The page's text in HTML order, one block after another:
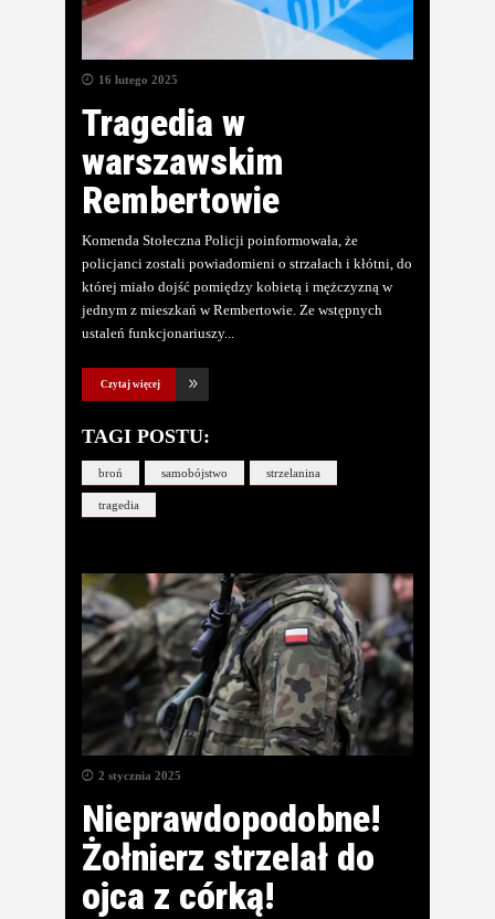
16 lutego 2025
Tragedia w
warszawskim
Rembertowie
Komenda Stołeczna Policji poinformowała, że
policjanci zostali powiadomieni o strzałach i kłótni, do
której miało dojść pomiędzy kobietą i mężczyzną w
jednym z mieszkań w Rembertowie. Ze wstępnych
ustaleń funkcjonariuszy
Czytaj więcej
TAGI POSTU:
broń samobójstwo strzelanina
tragedia
2 stycznia 2025
Nieprawdopodobne!
Żołnierz strzelał do
ojca z córką!